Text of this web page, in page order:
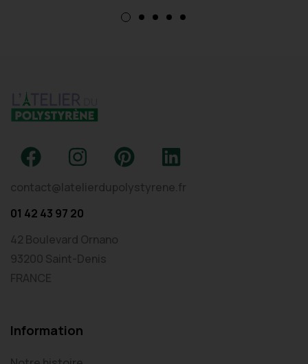
contact@latelierdupolystyrene.fr
01 42 43 97 20
42 Boulevard Ornano
93200 Saint-Denis
FRANCE
Information